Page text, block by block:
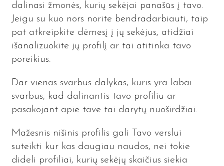
dalinasi žmonės, kurių sekėjai panašūs į tavo.
Jeigu su kuo nors norite bendradarbiauti, taip
pat atkreipkite dėmesį į jų sekėjus, atidžiai
išanalizuokite jų profilį ar tai atitinka tavo
poreikius.
Dar vienas svarbus dalykas, kuris yra labai
svarbus, kad dalinantis tavo profiliu ar
pasakojant apie tave tai darytų nuoširdžiai.
Mažesnis nišinis profilis gali Tavo verslui
suteikti kur kas daugiau naudos, nei tokie
dideli profiliai, kurių sekėjų skaičius siekia